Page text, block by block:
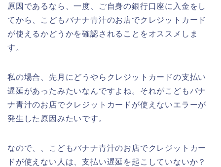
原因であるなら、一度、ご自身の銀行口座に入金をし
てから、こどもバナナ青汁のお店でクレジットカード
が使えるかどうかを確認されることをオススメしま
す。
私の場合、先月にどうやらクレジットカードの支払い
遅延があったみたいなんですよね。それがこどもバナ
ナ青汁のお店でクレジットカードが使えないエラーが
発生した原因みたいです。
なので、、こどもバナナ青汁のお店でクレジットカー
ドが使えない人は、支払い遅延を起こしていないか？